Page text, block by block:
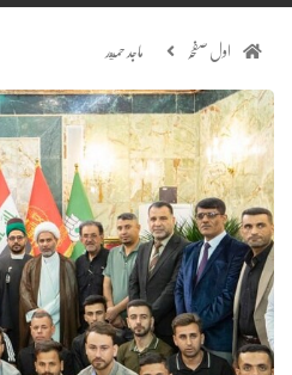
اول صفحہ ماجد حميد